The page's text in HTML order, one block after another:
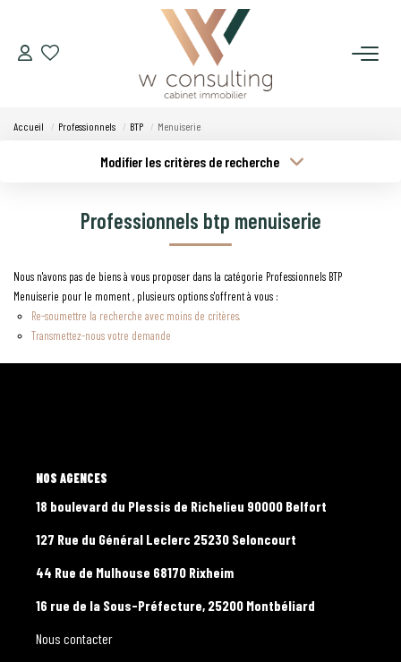
ACQUÉRIR
GÉRER
SYNDIC
Accueil Professionnels BTP Menuiserie
Modifier les critères de recherche
Budget max
Budget min
Plus de critères
Professionnels btp menuiserie
Nous n'avons pas de biens à vous proposer dans la catégorie Professionnels BTP
Menuiserie pour le moment , plusieurs options s'offrent à vous :
Re-soumettre la recherche avec moins de critères.
Transmettez-nous votre demande
L'AGENCE
18 boulevard du Plessis de Richelieu 90000 Belfort
127 Rue du Général Leclerc 25230 Seloncourt
44 Rue de Mulhouse 68170 Rixheim
16 rue de la Sous-Préfecture, 25200 Montbéliard
Nous contacter